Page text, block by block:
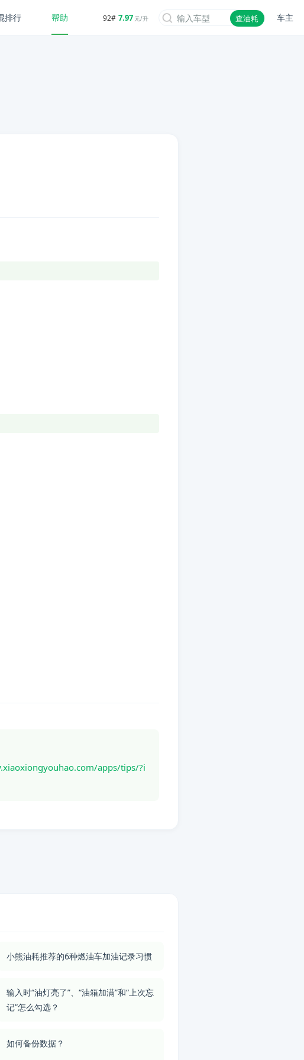
92# 7.97元/升 查油耗 车主
排行 帮助
apps/tips/?i
小熊油耗推荐的6种燃油车加油记录习惯
输入时“油灯亮了”、“油箱加满”和“上次忘
记”怎么勾选？
如何备份数据？